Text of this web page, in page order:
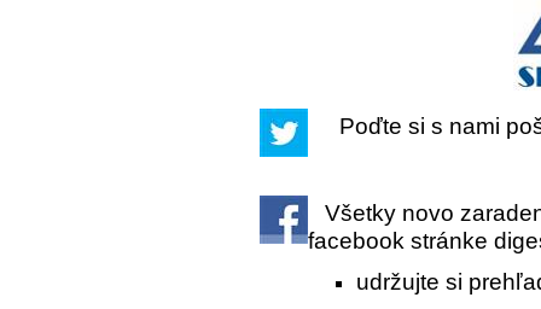
Poďte si s nami
Všetky novo
facebook stránke
udržujte si